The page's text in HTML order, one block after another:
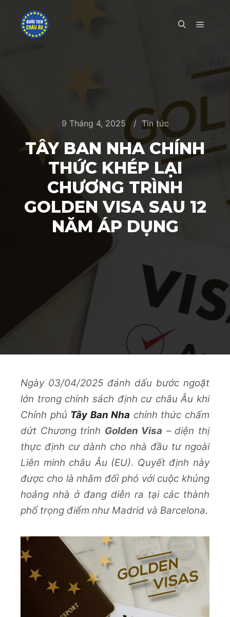
9 Tháng 4, 2025 Tin tức
TÂY BAN NHA CHÍNH
THỨC KHÉP LẠI
CHƯƠNG TRÌNH
GOLDEN VISA SAU 12
NĂM ÁP DỤNG
Ngày 03/04/2025 đánh dấu bước ngoặt
lớn trong chính sách định cư châu Âu khi
Chính phủ Tây Ban Nha chính thức chấm
dứt Chương trình Golden Visa – diện thị
thực định cư dành cho nhà đầu tư ngoài
Liên minh châu Âu (EU). Quyết định này
được cho là nhằm đối phó với cuộc khủng
hoảng nhà ở đang diễn ra tại các thành
phố trọng điểm như Madrid và Barcelona.